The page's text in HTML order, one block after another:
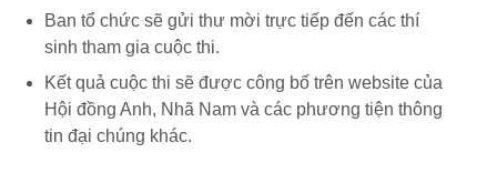
Ban tổ chức sẽ gửi thư mời trực tiếp đến các thí
sinh tham gia cuộc thi.
Kết quả cuộc thi sẽ được công bố trên website của
Hội đồng Anh, Nhã Nam và các phương tiện thông
tin đại chúng khác.